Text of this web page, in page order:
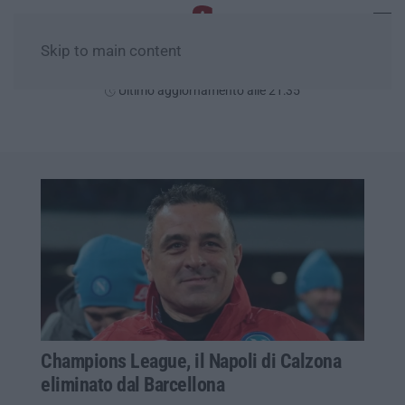
Skip to main content
Ultimo aggiornamento alle 21:35
Champions League, il Napoli di Calzona
eliminato dal Barcellona